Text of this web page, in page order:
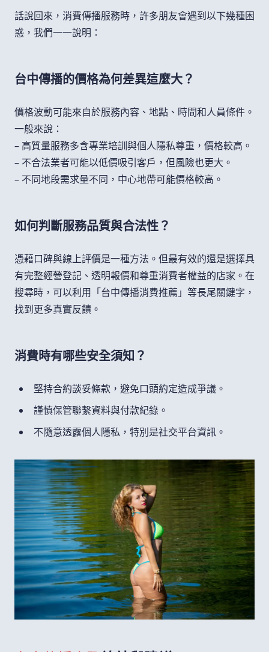
話說回來，消費傳播服務時，許多朋友會遇到以下幾種困
惑，我們一一說明：
台中傳播的價格為何差異這麼大？
價格波動可能來自於服務內容、地點、時間和人員條件。
一般來說：
– 高質量服務多含專業培訓與個人隱私尊重，價格較高。
– 不合法業者可能以低價吸引客戶，但風險也更大。
– 不同地段需求量不同，中心地帶可能價格較高。
如何判斷服務品質與合法性？
憑藉口碑與線上評價是一種方法。但最有效的還是選擇具
有完整經營登記、透明報價和尊重消費者權益的店家。在
搜尋時，可以利用「台中傳播消費推薦」等長尾關鍵字，
找到更多真實反饋。
消費時有哪些安全須知？
堅持合約談妥條款，避免口頭約定造成爭議。
謹慎保管聯繫資料與付款紀錄。
不隨意透露個人隱私，特別是社交平台資訊。